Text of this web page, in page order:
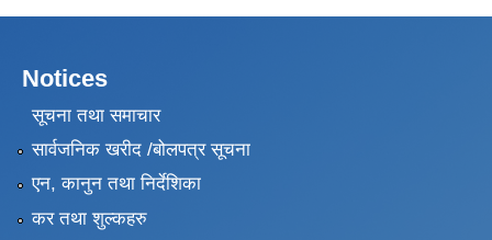
Notices
सूचना तथा समाचार
सार्वजनिक खरीद /बोलपत्र सूचना
एन, कानुन तथा निर्देशिका
कर तथा शुल्कहरु